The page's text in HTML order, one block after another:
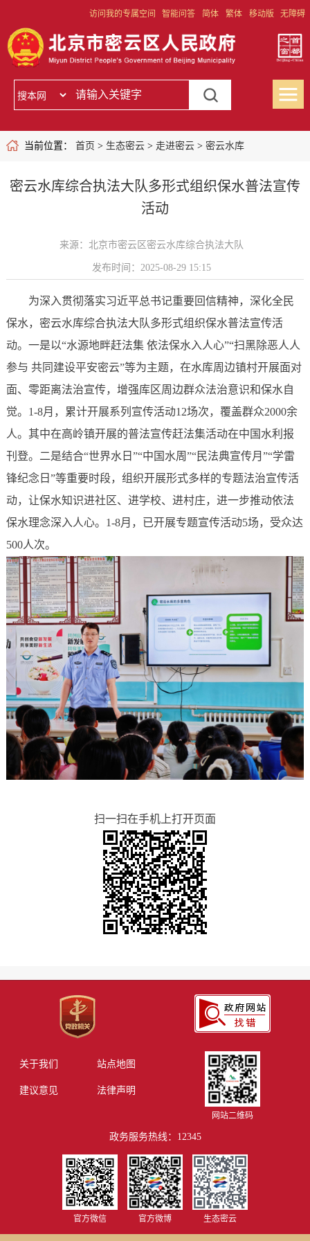
访问我的专属空间 智能问答 简体 繁体 移动版 无障碍
当前位置： 首页 > 生态密云> 走进密云> 密云水库
密云水库综合执法大队多形式组织保水普法宣传
活动
来源：北京市密云区密云水库综合执法大队
发布时间：2025-08-29 15:15
为深入贯彻落实习近平总书记重要回信精神，深化全民
保水，密云水库综合执法大队多形式组织保水普法宣传活
动。一是以“水源地畔赶法集 依法保水入人心”“扫黑除恶人人
参与 共同建设平安密云”等为主题，在水库周边镇村开展面对
面、零距离法治宣传，增强库区周边群众法治意识和保水自
觉。1-8月，累计开展系列宣传活动12场次，覆盖群众2000余
人。其中在高岭镇开展的普法宣传赶法集活动在中国水利报
刊登。二是结合“世界水日”“中国水周”“民法典宣传月”“学雷
锋纪念日”等重要时段，组织开展形式多样的专题法治宣传活
动，让保水知识进社区、进学校、进村庄，进一步推动依法
保水理念深入人心。1-8月，已开展专题宣传活动5场，受众达
500人次。
扫一扫在手机上打开页面
关于我们 站点地图
建议意见 法律声明
网站二维码
政务服务热线：12345
官方微信 官方微博 生态密云